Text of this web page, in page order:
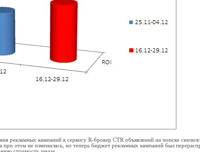
рекламных кампаний к сервису R-брокер CTR объявлений на поиске
при этом не изменилась, но теперь бюджет рекламных кампаний был